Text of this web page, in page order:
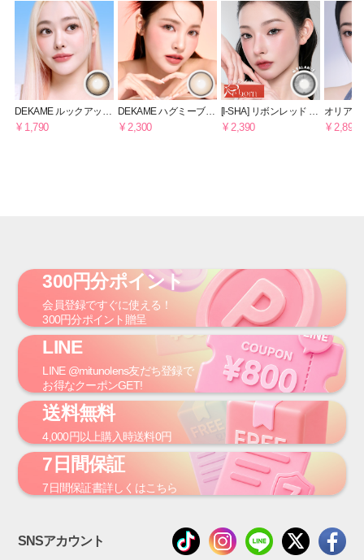
DEKAME ルックアット
ミーブラウン [1日用]
¥ 1,790
DEKAME ハグミーブラ
ウン [最長3~6ヶ月用]
¥ 2,300
[I-SHA] リボンレッド ミ
ルキーグレー【1DAY】
¥ 2,390
オリア
1年用 シ
¥ 2,890
300円分ポイント
会員登録ですぐに使える！
300円分ポイント贈呈
LINE
LINE @mitunolens友だち登録で
お得なクーポンGET!
送料無料
4,000円 以上購入時送料0円
7日間保証
7日間保証書詳しくはこちら
SNSアカウント